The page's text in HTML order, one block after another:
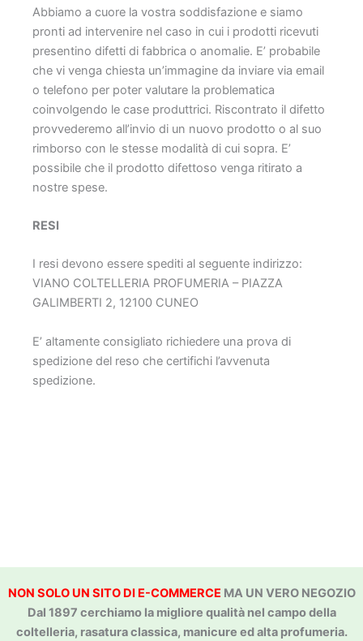
Abbiamo a cuore la vostra soddisfazione e siamo
pronti ad intervenire nel caso in cui i prodotti ricevuti
presentino difetti di fabbrica o anomalie. E’ probabile
che vi venga chiesta un’immagine da inviare via email
o telefono per poter valutare la problematica
coinvolgendo le case produttrici. Riscontrato il difetto
provvederemo all’invio di un nuovo prodotto o al suo
rimborso con le stesse modalità di cui sopra. E’
possibile che il prodotto difettoso venga ritirato a
nostre spese.
RESI
I resi devono essere spediti al seguente indirizzo:
VIANO COLTELLERIA PROFUMERIA – PIAZZA
GALIMBERTI 2, 12100 CUNEO
E’ altamente consigliato richiedere una prova di
spedizione del reso che certifichi l’avvenuta
spedizione.
NON SOLO UN SITO DI E-COMMERCE MA UN VERO NEGOZIO
Dal 1897 cerchiamo la migliore qualità nel campo della
coltelleria, rasatura classica, manicure ed alta profumeria.